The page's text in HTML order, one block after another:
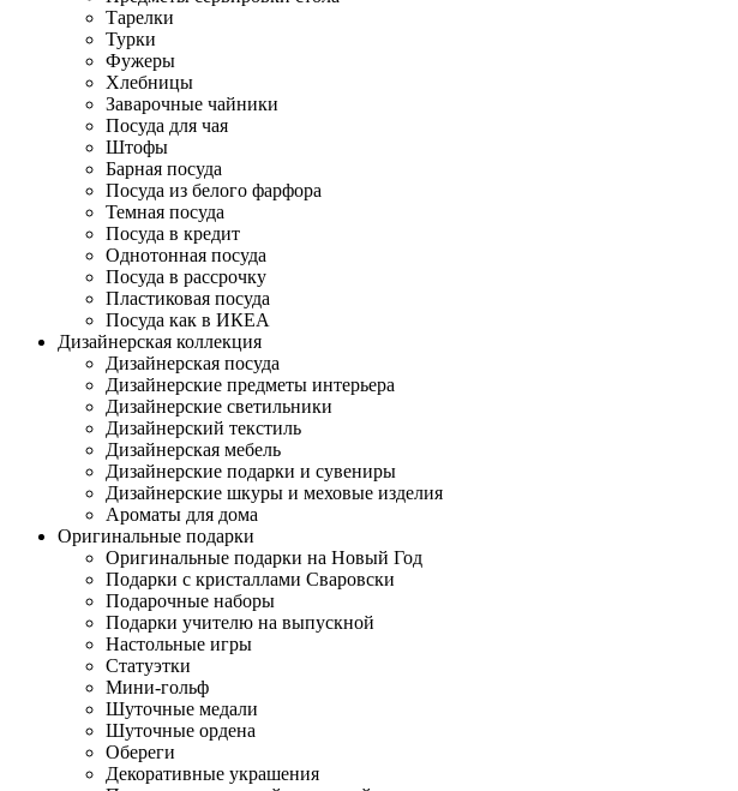
Тарелки
Турки
Фужеры
Хлебницы
Заварочные чайники
Посуда для чая
Штофы
Барная посуда
Посуда из белого фарфора
Темная посуда
Посуда в кредит
Однотонная посуда
Посуда в рассрочку
Пластиковая посуда
Посуда как в ИКЕА
Дизайнерская коллекция
Дизайнерская посуда
Дизайнерские предметы интерьера
Дизайнерские светильники
Дизайнерский текстиль
Дизайнерская мебель
Дизайнерские подарки и сувениры
Дизайнерские шкуры и меховые изделия
Ароматы для дома
Оригинальные подарки
Оригинальные подарки на Новый Год
Подарки с кристаллами Сваровски
Подарочные наборы
Подарки учителю на выпускной
Настольные игры
Статуэтки
Мини-гольф
Шуточные медали
Шуточные ордена
Обереги
Декоративные украшения